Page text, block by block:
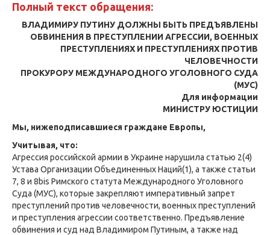
Полный текст обращения:
ВЛАДИМИРУ ПУТИНУ ДОЛЖНЫ БЫТЬ ПРЕДЪЯВЛЕНЫ
ОБВИНЕНИЯ В ПРЕСТУПЛЕНИИ АГРЕССИИ, ВОЕННЫХ
ПРЕСТУПЛЕНИЯХ И ПРЕСТУПЛЕНИЯХ ПРОТИВ
ЧЕЛОВЕЧНОСТИ
ПРОКУРОРУ МЕЖДУНАРОДНОГО УГОЛОВНОГО СУДА
(МУС)
Для информации
МИНИСТРУ ЮСТИЦИИ
Мы, нижеподписавшиеся граждане Европы,
Учитывая, что:
Агрессия российской армии в Украине нарушила статью 2(4)
Устава Организации Объединенных Наций(1), а также статьи
7, 8 и 8bis Римского статута Международного Уголовного
Суда (МУС), которые закрепляют императивный запрет
преступлений против человечности, военных преступлений
и преступления агрессии соответственно. Предъявление
обвинения и суд над Владимиром Путиным, а также над